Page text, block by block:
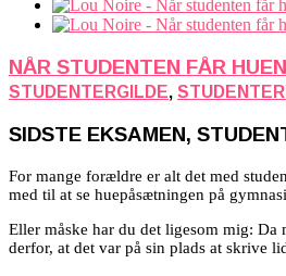
NÅR STUDENTEN FÅR
STUDENTERGILDE,
SIDSTE EKSAMEN,
For mange forældre er alt det med
med til at se huepåsætningen på
Eller måske har du det ligesom mig:
derfor, at det var på sin plads at skrive